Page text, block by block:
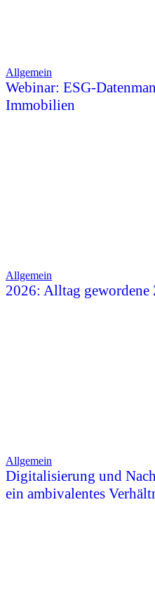
Allgemein
Webinar: ESG-
Immobilien
Allgemein
2026: Alltag
Allgemein
Digitalisierung und
ein ambivalentes